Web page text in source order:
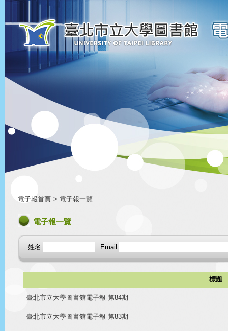
電子報首頁 > 電子報一覽
電子報一覽
姓名 Email
標題
臺北市立大學圖書館電子報-第84期
臺北市立大學圖書館電子報-第83期